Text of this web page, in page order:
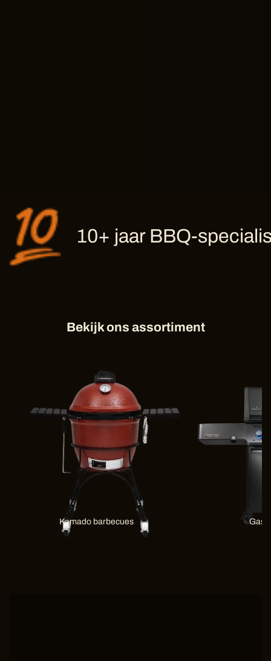
10+ jaar BBQ-
Bekijk ons assortiment
Kamado barbecues Gas